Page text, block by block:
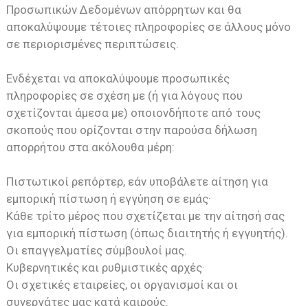
Προσωπικών Δεδομένων απόρρητων και θα
αποκαλύψουμε τέτοιες πληροφορίες σε άλλους μόνο
σε περιορισμένες περιπτώσεις.
Ενδέχεται να αποκαλύψουμε προσωπικές
πληροφορίες σε σχέση με (ή για λόγους που
σχετίζονται άμεσα με) οποιονδήποτε από τους
σκοπούς που ορίζονται στην παρούσα δήλωση
απορρήτου στα ακόλουθα μέρη:
Πιστωτικοί ρεπόρτερ, εάν υποβάλετε αίτηση για
εμπορική πίστωση ή εγγύηση σε εμάς·
Κάθε τρίτο μέρος που σχετίζεται με την αίτησή σας
για εμπορική πίστωση (όπως διαιτητής ή εγγυητής).
Οι επαγγελματίες σύμβουλοί μας.
Κυβερνητικές και ρυθμιστικές αρχές·
Οι σχετικές εταιρείες, οι οργανισμοί και οι
συνεργάτες μας κατά καιρούς.